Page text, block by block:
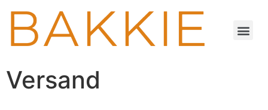
Versand